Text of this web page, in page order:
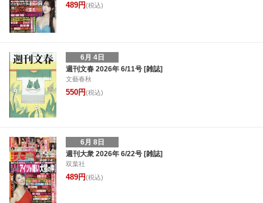
489円(税込)
6月 4日
週刊文春 2026年 6/11号 [雑誌]
文藝春秋
550円(税込)
6月 8日
週刊大衆 2026年 6/22号 [雑誌]
双葉社
489円(税込)